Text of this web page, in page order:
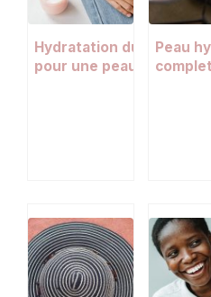
Hydratation du corps :
pour une peau douce et
Peau